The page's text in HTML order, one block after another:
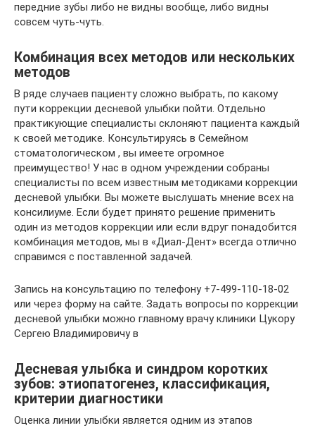
передние зубы либо не видны вообще, либо видны
совсем чуть-чуть.
Комбинация всех методов или нескольких
методов
В ряде случаев пациенту сложно выбрать, по какому
пути коррекции десневой улыбки пойти. Отдельно
практикующие специалисты склоняют пациента каждый
к своей методике. Консультируясь в Семейном
стоматологическом , вы имеете огромное
преимущество! У нас в одном учреждении собраны
специалисты по всем известным методиками коррекции
десневой улыбки. Вы можете выслушать мнение всех на
консилиуме. Если будет принято решение применить
один из методов коррекции или если вдруг понадобится
комбинация методов, мы в «Диал-Дент» всегда отлично
справимся с поставленной задачей.
Запись на консультацию по телефону +7-499-110-18-02
или через форму на сайте. Задать вопросы по коррекции
десневой улыбки можно главному врачу клиники Цукору
Сергею Владимировичу в
Десневая улыбка и синдром коротких
зубов: этиопатогенез, классификация,
критерии диагностики
Оценка линии улыбки является одним из этапов